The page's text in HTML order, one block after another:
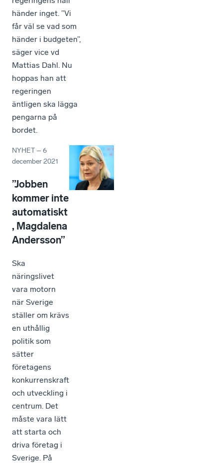
händer inget. ”Vi
får väl se vad som
händer i budgeten”,
säger vice vd
Mattias Dahl. Nu
hoppas han att
regeringen
äntligen ska lägga
pengarna på
bordet.
NYHET –6
december 2021
”Jobben
kommer inte
automatiskt
, Magdalena
Andersson”
Ska
näringslivet
vara motorn
när Sverige
ställer om krävs
en uthållig
politik som
sätter
företagens
konkurrenskraft
och utveckling i
centrum. Det
måste vara lätt
att starta och
driva företag i
Sverige. På